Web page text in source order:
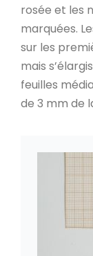
rosée et les
marquées.
sur les
mais
feuilles
de 3 mm de